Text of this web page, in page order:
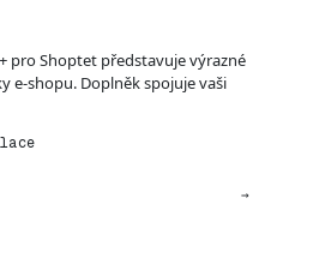
pro Shoptet představuje výrazné
e-shopu. Doplněk spojuje vaši
→